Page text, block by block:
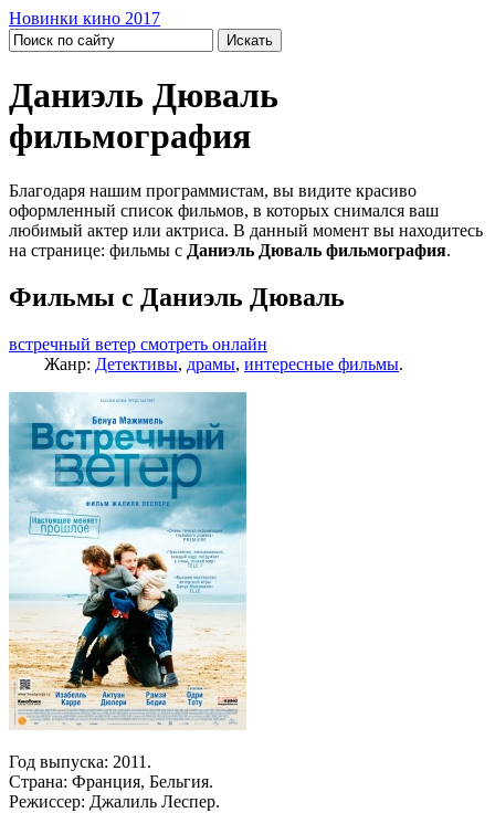
Новинки кино 2017
Даниэль Дюваль
фильмография
Благодаря нашим программистам, вы видите красиво
оформленный список фильмов, в которых снимался ваш
любимый актер или актриса. В данный момент вы находитесь
на странице: фильмы с Даниэль Дюваль фильмография.
Фильмы с Даниэль Дюваль
встречный ветер смотреть онлайн
Жанр: Детективы, драмы, интересные фильмы.
Год выпуска: 2011.
Страна: Франция, Бельгия.
Режиссер: Джалиль Леспер.